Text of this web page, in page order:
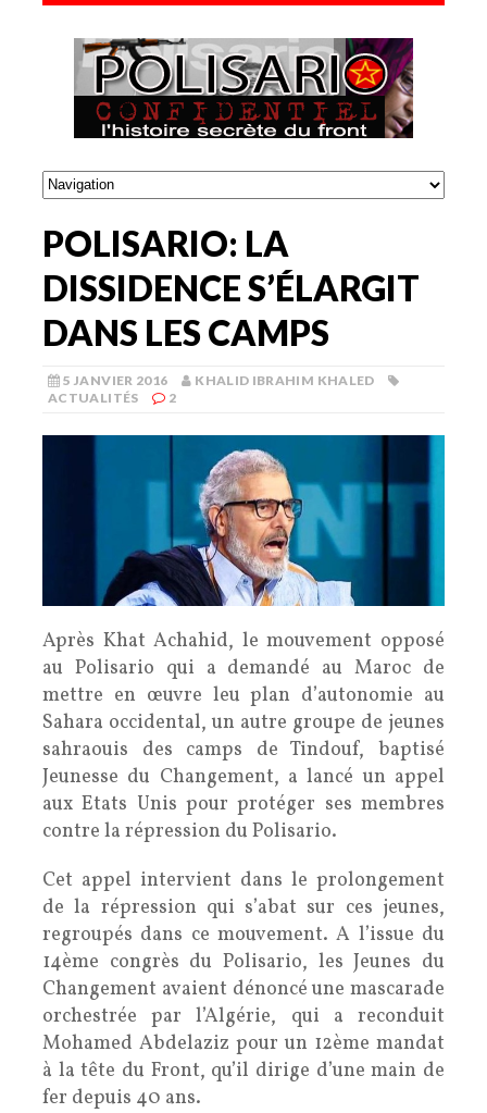
POLISARIO: LA
DISSIDENCE S’ÉLARGIT
DANS LES CAMPS
5 JANVIER 2016
KHALID IBRAHIM KHALED
ACTUALITÉS
2
Après Khat Achahid, le mouvement opposé
au Polisario qui a demandé au Maroc de
mettre en œuvre leu plan d’autonomie au
Sahara occidental, un autre groupe de jeunes
sahraouis des camps de Tindouf, baptisé
Jeunesse du Changement, a lancé un appel
aux Etats Unis pour protéger ses membres
contre la répression du Polisario.
Cet appel intervient dans le prolongement
de la répression qui s’abat sur ces jeunes,
regroupés dans ce mouvement. A l’issue du
14ème congrès du Polisario, les Jeunes du
Changement avaient dénoncé une mascarade
orchestrée par l’Algérie, qui a reconduit
Mohamed Abdelaziz pour un 12ème mandat
à la tête du Front, qu’il dirige d’une main de
fer depuis 40 ans.